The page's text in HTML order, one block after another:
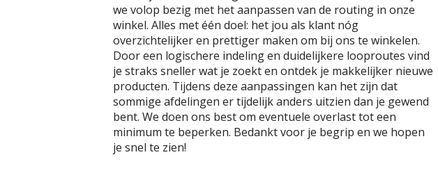
we volop bezig met het aanpassen van de routing in onze
winkel. Alles met één doel: het jou als klant nóg
overzichtelijker en prettiger maken om bij ons te winkelen.
Door een logischere indeling en duidelijkere looproutes vind
je straks sneller wat je zoekt en ontdek je makkelijker nieuwe
producten. Tijdens deze aanpassingen kan het zijn dat
sommige afdelingen er tijdelijk anders uitzien dan je gewend
bent. We doen ons best om eventuele overlast tot een
minimum te beperken. Bedankt voor je begrip en we hopen
je snel te zien!